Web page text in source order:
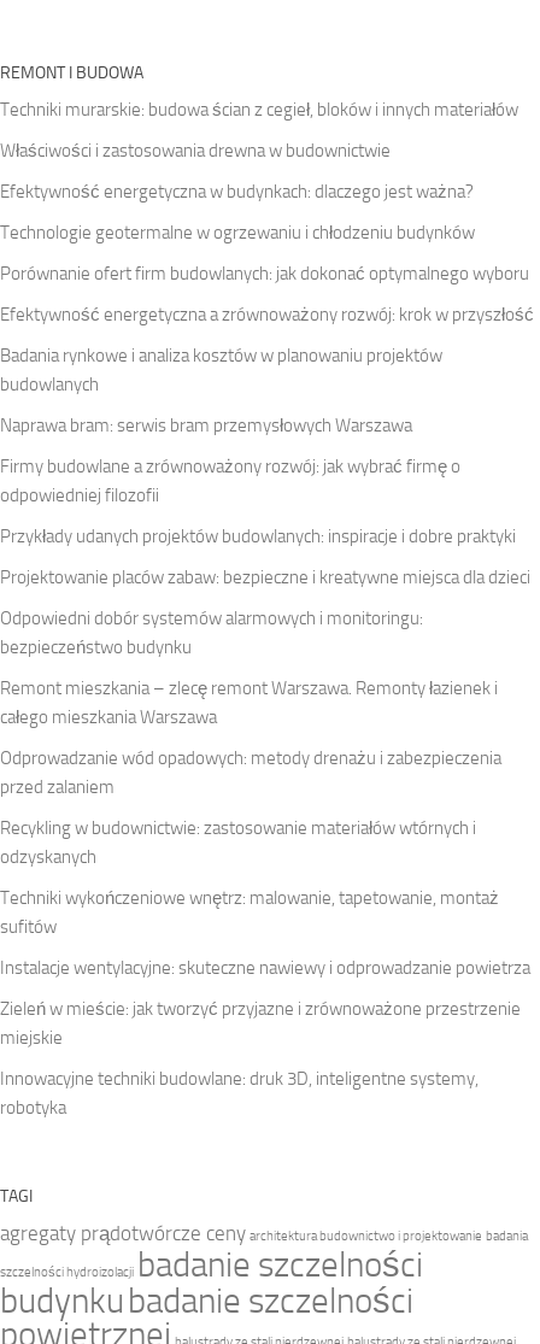
REMONT I BUDOWA
Techniki murarskie: budowa ścian z cegieł, bloków i innych materiałów
Właściwości i zastosowania drewna w budownictwie
Efektywność energetyczna w budynkach: dlaczego jest ważna?
Technologie geotermalne w ogrzewaniu i chłodzeniu budynków
Porównanie ofert firm budowlanych: jak dokonać optymalnego wyboru
Efektywność energetyczna a zrównoważony rozwój: krok w przyszłość
Badania rynkowe i analiza kosztów w planowaniu projektów
budowlanych
Naprawa bram: serwis bram przemysłowych Warszawa
Firmy budowlane a zrównoważony rozwój: jak wybrać firmę o
odpowiedniej filozofii
Przykłady udanych projektów budowlanych: inspiracje i dobre praktyki
Projektowanie placów zabaw: bezpieczne i kreatywne miejsca dla dzieci
Odpowiedni dobór systemów alarmowych i monitoringu:
bezpieczeństwo budynku
Remont mieszkania – zlecę remont Warszawa. Remonty łazienek i
całego mieszkania Warszawa
Odprowadzanie wód opadowych: metody drenażu i zabezpieczenia
przed zalaniem
Recykling w budownictwie: zastosowanie materiałów wtórnych i
odzyskanych
Techniki wykończeniowe wnętrz: malowanie, tapetowanie, montaż
sufitów
Instalacje wentylacyjne: skuteczne nawiewy i odprowadzanie powietrza
Zieleń w mieście: jak tworzyć przyjazne i zrównoważone przestrzenie
miejskie
Innowacyjne techniki budowlane: druk 3D, inteligentne systemy,
robotyka
TAGI
agregaty prądotwórcze ceny architektura budownictwo i projektowanie badania
szczelności hydroizolacji badanie szczelności
budynku badanie szczelności
powietrznej